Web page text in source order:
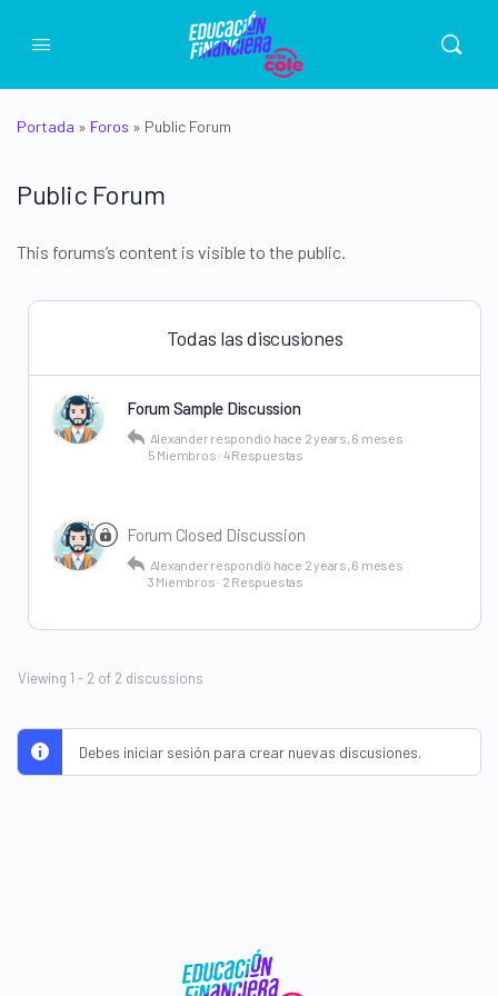
Portada » Foros » Public Forum
Public Forum
This forums’s content is visible to the public.
Todas las discusiones
Forum Sample Discussion
Alexander respondió hace 2 years, 6 meses
5 Miembros · 4 Respuestas
Forum Closed Discussion
Alexander respondió hace 2 years, 6 meses
3 Miembros · 2 Respuestas
Viewing 1 - 2 of 2 discussions
Debes iniciar sesión para crear nuevas discusiones.